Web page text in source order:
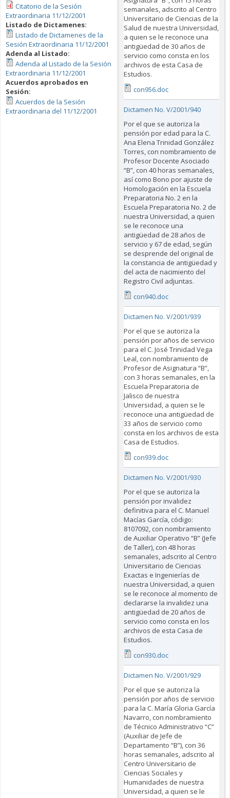
Citatorio de la Sesión
Extraordinaria 11/12/2001
Listado de Dictamenes:
Listado de Dictamenes de la
Sesión Extraordinaria 11/12/2001
Adenda al Listado:
Adenda al Listado de la Sesión
Extraordinaria 11/12/2001
Acuerdos aprobados en
Sesión:
Acuerdos de la Sesión
Extraordinaria del 11/12/2001
semanales, adscrito al Centro
Universitario de Ciencias de la
Salud de nuestra Universidad,
a quien se le reconoce una
antigüedad de 30 años de
servicio como consta en los
archivos de esta Casa de
Estudios.
con956.doc
Dictamen No. V/2001/940
Por el que se autoriza la
pensión por edad para la C.
Ana Elena Trinidad González
Torres, con nombramiento de
Profesor Docente Asociado
“B”, con 40 horas semanales,
así como Bono por ajuste de
Homologación en la Escuela
Preparatoria No. 2 en la
Escuela Preparatoria No. 2 de
nuestra Universidad, a quien
se le reconoce una
antigüedad de 28 años de
servicio y 67 de edad, según
se desprende del original de
la constancia de antigüedad y
del acta de nacimiento del
Registro Civil adjuntas.
con940.doc
Dictamen No. V/2001/939
Por el que se autoriza la
pensión por años de servicio
para el C. José Trinidad Vega
Leal, con nombramiento de
Profesor de Asignatura “B”,
con 3 horas semanales, en la
Escuela Preparatoria de
Jalisco de nuestra
Universidad, a quien se le
reconoce una antigüedad de
33 años de servicio como
consta en los archivos de esta
Casa de Estudios.
con939.doc
Dictamen No. V/2001/930
Por el que se autoriza la
pensión por invalidez
definitiva para el C. Manuel
Macías García, código:
8107092, con nombramiento
de Auxiliar Operativo “B” (Jefe
de Taller), con 48 horas
semanales, adscrito al Centro
Universitario de Ciencias
Exactas e Ingenierías de
nuestra Universidad, a quien
se le reconoce al momento de
declararse la invalidez una
antigüedad de 20 años de
servicio como consta en los
archivos de esta Casa de
Estudios.
con930.doc
Dictamen No. V/2001/929
Por el que se autoriza la
pensión por años de servicio
para la C. María Gloria García
Navarro, con nombramiento
de Técnico Administrativo “C”
(Auxiliar de Jefe de
Departamento “B”), con 36
horas semanales, adscrito al
Centro Universitario de
Ciencias Sociales y
Humanidades de nuestra
Universidad, a quien se le